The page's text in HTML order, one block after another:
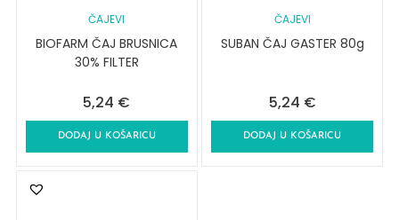
ČAJEVI
BIOFARM ČAJ BRUSNICA
30% FILTER
5,24 €
DODAJ U KOŠARICU
ČAJEVI
SUBAN ČAJ GASTER 80g
5,24 €
DODAJ U KOŠARICU